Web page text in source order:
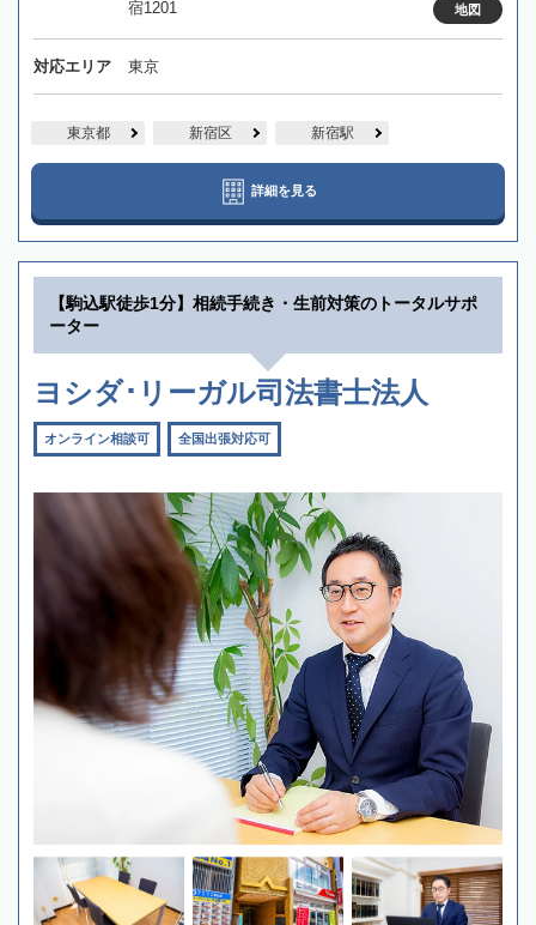
宿1201
地図
対応エリア 東京
東京都 新宿区 新宿駅
詳細を見る
【駒込駅徒歩1分】相続手続き・生前対策のトータルサポ
ーター
ヨシダ･リーガル司法書士法人
オンライン相談可 全国出張対応可